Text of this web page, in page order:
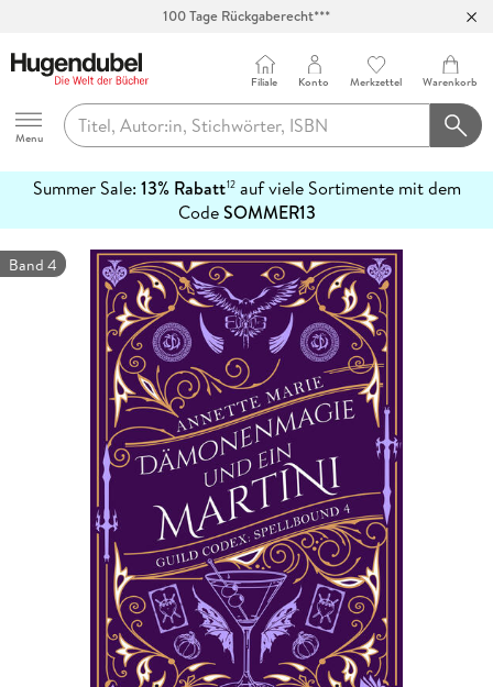
Abholung in über 100 Filialen
Hugendubel
Menu
Filiale Konto Merkzettel Warenkorb
Summer Sale: 13% Rabatt12auf viele Sortimente mit dem
CodeSOMMER13
erfahren
Band 4